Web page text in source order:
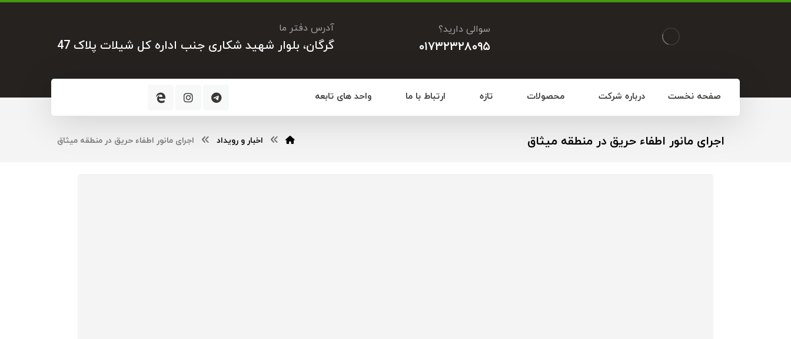
آدرس دفتر ما
گرگان، بلوار شهید شکاری جنب اداره کل شیلات پلاک 47
سوالی دارید؟
۰۱۷۳۲۳۲۸۰۹۵
صفحه نخست درباره شرکت محصولات تازه ارتباط با ما واحد های تابعه
اجرای مانور اطفاء حریق در منطقه میثاق اخبار و رویداد اجرای مانور اطفاء حریق در منطقه میثاق